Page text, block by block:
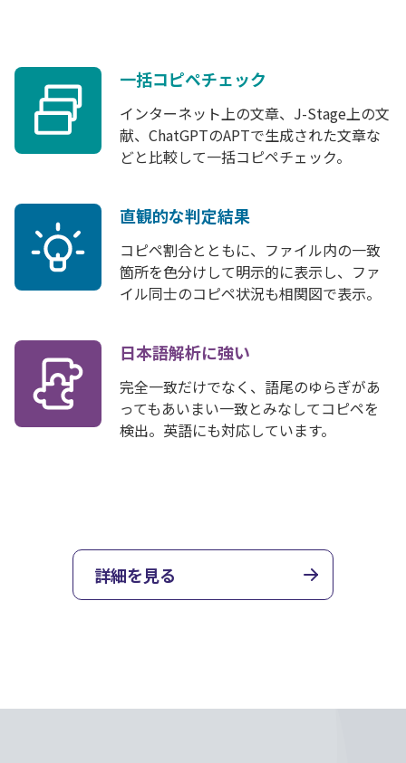
一括コピペチェック
インターネット上の文章、J-Stage上の文
献、ChatGPTのAPTで生成された文章な
どと比較して一括コピペチェック。
直観的な判定結果
コピペ割合とともに、ファイル内の一致
箇所を色分けして明示的に表示し、ファ
イル同士のコピペ状況も相関図で表示。
日本語解析に強い
完全一致だけでなく、語尾のゆらぎがあ
ってもあいまい一致とみなしてコピペを
検出。英語にも対応しています。
詳細を見る